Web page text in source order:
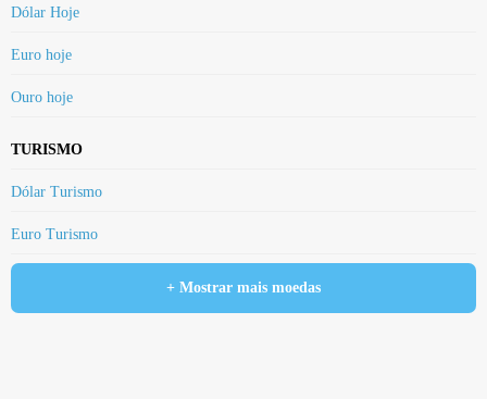
Dólar Hoje
Euro hoje
Ouro hoje
TURISMO
Dólar Turismo
Euro Turismo
+ Mostrar mais moedas